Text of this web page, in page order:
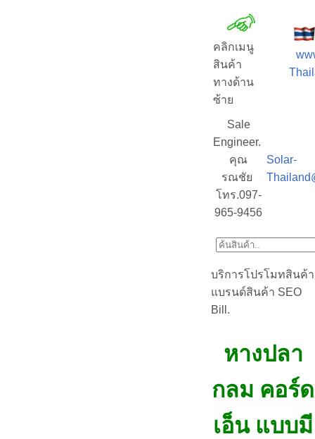
คลิกเมนู
สินค้า
ทางด้าน
ซ้าย
Sale
Engineer.
คุณ
รณชัย
โทร.097-
965-9456
Solar-
บริการโปรโมทสินค้า
แบรนด์สินค้า SEO
Bill.
หางปลา
กลม คอร์ด
เอ็น แบบมี